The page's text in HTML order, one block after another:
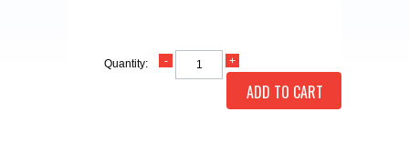
Quantity:
ADD TO CART